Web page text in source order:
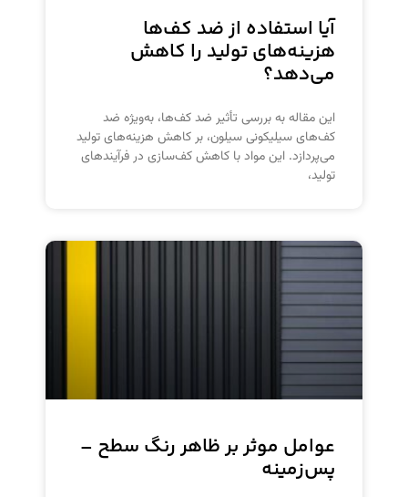
آیا استفاده از ضد کف‌ها
هزینه‌های تولید را کاهش
می‌دهد؟
این مقاله به بررسی تأثیر ضد کف‌ها، به‌ویژه ضد
کف‌های سیلیکونی سیلون، بر کاهش هزینه‌های تولید
می‌پردازد. این مواد با کاهش کف‌سازی در فرآیندهای
تولید،
عوامل موثر بر ظاهر رنگ سطح –
پس‌زمینه